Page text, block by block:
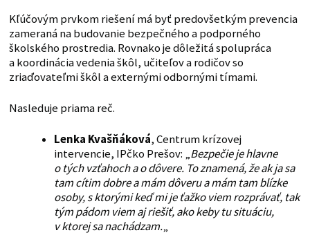
Kľúčovým prvkom riešení má byť predovšetkým prevencia
zameraná na budovanie bezpečného a podporného
školského prostredia. Rovnako je dôležitá spolupráca
a koordinácia vedenia škôl, učiteľov a rodičov so
zriaďovateľmi škôl a externými odbornými tímami.
Nasleduje priama reč.
Lenka Kvašňáková, Centrum krízovej
intervencie, IPčko Prešov: „Bezpečie je hlavne
o tých vzťahoch a o dôvere. To znamená, že ak ja sa
tam cítim dobre a mám dôveru a mám tam blízke
osoby, s ktorými keď mi je ťažko viem rozprávať, tak
tým pádom viem aj riešiť, ako keby tu situáciu,
v ktorej sa nachádzam.„